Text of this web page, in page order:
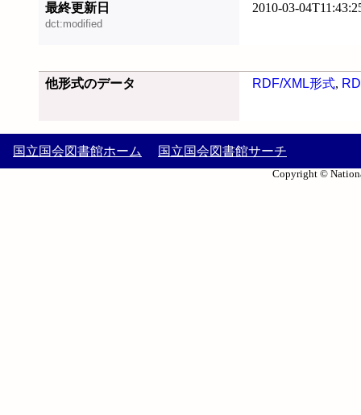
最終更新日
dct:modified
2010-03-
他形式のデータ RDF/XML形式,
国立国会図書館ホーム 国立国会図書館サーチ
Copyright ©